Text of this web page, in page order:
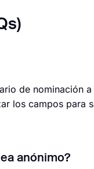
de nominación
los campos para
anónimo?